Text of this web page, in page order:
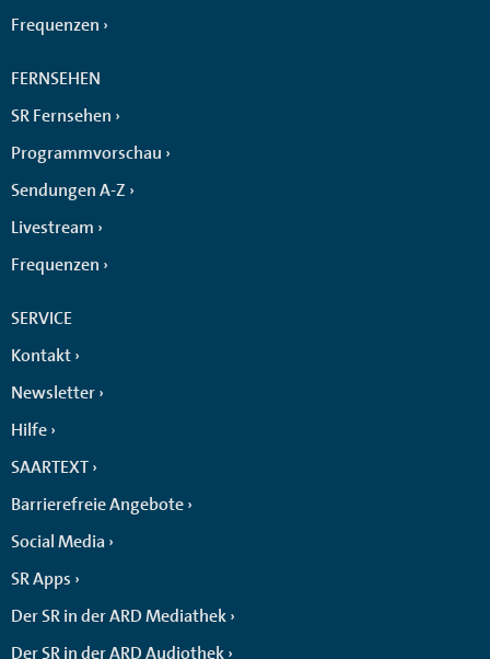
Frequenzen
FERNSEHEN
SR Fernsehen
Programmvorschau
Sendungen A-Z
Livestream
Frequenzen
SERVICE
Kontakt
Newsletter
Hilfe
SAARTEXT
Barrierefreie Angebote
Social Media
SR Apps
Der SR in der ARD Mediathek
Der SR in der ARD Audiothek